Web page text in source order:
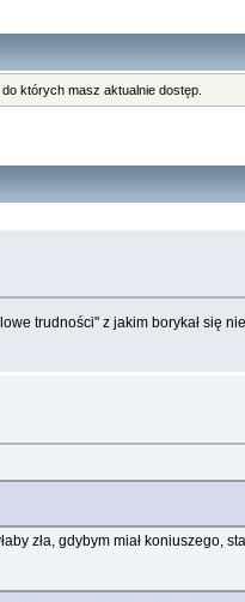
których masz aktualnie dostęp.
trudności" z jakim borykał się
zła, gdybym miał koniuszego,